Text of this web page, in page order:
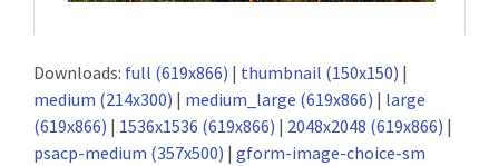
Downloads: full (619x866) | thumbnail (150x150) |
medium (214x300) | medium_large (619x866) | large
(619x866) | 1536x1536 (619x866) | 2048x2048 (619x866) |
psacp-medium (357x500) | gform-image-choice-sm